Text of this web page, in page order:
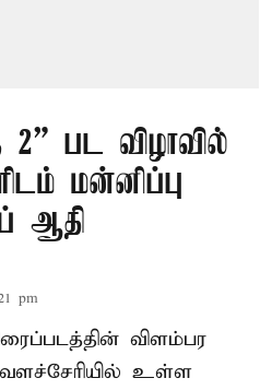
2” பட விழாவில்
மன்னிப்பு
ஆதி
pm
விளம்பர
உள்ள